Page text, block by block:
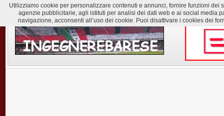
Utilizziamo cookie per personalizzare contenuti e annunci, fornire funzioni
agenzie pubblicitarie, agli istituti per analisi dei dati web e ai social media
navigazione, acconsenti all’uso dei cookie. Puoi disattivare i cookies dei